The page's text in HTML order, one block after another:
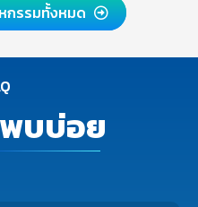
กรรมทั้งหมด
บบ่อย